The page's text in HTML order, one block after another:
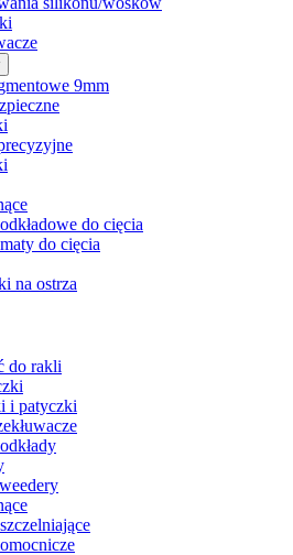
9mm
do cięcia
do cięcia
na ostrza
do rakli
i patyczki